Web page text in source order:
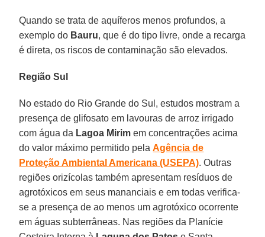
Quando se trata de aquíferos menos profundos, a
exemplo do Bauru, que é do tipo livre, onde a recarga
é direta, os riscos de contaminação são elevados.
Região Sul
No estado do Rio Grande do Sul, estudos mostram a
presença de glifosato em lavouras de arroz irrigado
com água da Lagoa Mirim em concentrações acima
do valor máximo permitido pelaAgência de
Proteção Ambiental Americana (USEPA). Outras
regiões orizícolas também apresentam resíduos de
agrotóxicos em seus mananciais e em todas verifica-
se a presença de ao menos um agrotóxico ocorrente
em águas subterrâneas. Nas regiões da Planície